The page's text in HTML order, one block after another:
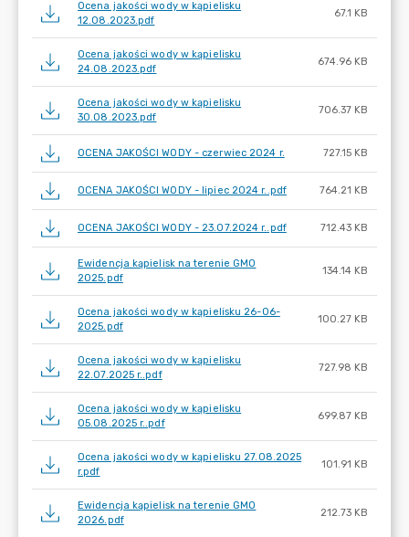
Ocena jakości wody w kąpielisku
12.08.2023.pdf
67.1 KB
Ocena jakości wody w kąpielisku
24.08.2023.pdf
674.96 KB
Ocena jakości wody w kąpielisku
30.08.2023.pdf
706.37 KB
OCENA JAKOŚCI WODY - czerwiec 2024 r. 727.15 KB
OCENA JAKOŚCI WODY - lipiec 2024 r..pdf 764.21 KB
OCENA JAKOŚCI WODY - 23.07.2024 r..pdf 712.43 KB
Ewidencja kąpielisk na terenie GMO
2025.pdf
134.14 KB
Ocena jakości wody w kąpielisku 26-06-
2025.pdf
100.27 KB
Ocena jakości wody w kąpielisku
22.07.2025 r..pdf
727.98 KB
Ocena jakości wody w kąpielisku
05.08.2025 r..pdf
699.87 KB
Ocena jakości wody w kąpielisku 27.08.2025
r.pdf
101.91 KB
Ewidencja kąpielisk na terenie GMO
2026.pdf
212.73 KB